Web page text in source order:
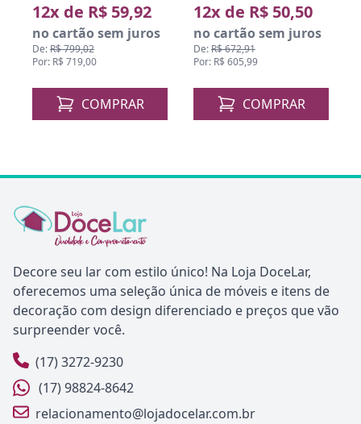
12x de R$ 59,92
no cartão sem juros
De:R$ 799,02
Por: R$ 719,00
COMPRAR
12x de R$ 50,50
no cartão sem juros
De:R$ 672,91
Por: R$ 605,99
COMPRAR
Decore seu lar com estilo único! Na Loja DoceLar,
oferecemos uma seleção única de móveis e itens de
decoração com design diferenciado e preços que vão
surpreender você.
(17) 3272-9230
(17) 98824-8642
relacionamento@lojadocelar.com.br